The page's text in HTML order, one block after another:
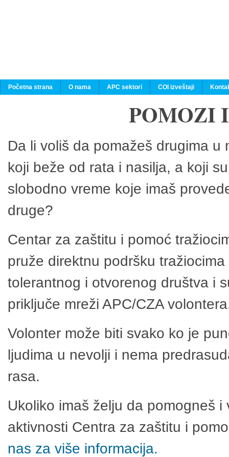
Početna strana O nama APC sektori COI izveštaji
POMOZI
Da li voliš da pomažeš drugima
koji beže od rata i nasilja, a koji
slobodno vreme koje imaš
druge?
Centar za zaštitu i pomoć
pruže direktnu podršku
tolerantnog i otvorenog društva i
priključe mreži APC/CZA
Volonter može biti svako ko je
ljudima u nevolji i nema
rasa.
Ukoliko imaš želju da pomogneš
aktivnosti Centra za zaštitu i
nas za više informacija.